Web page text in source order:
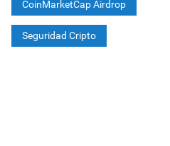
CoinMarketCap Airdrop
Seguridad Cripto